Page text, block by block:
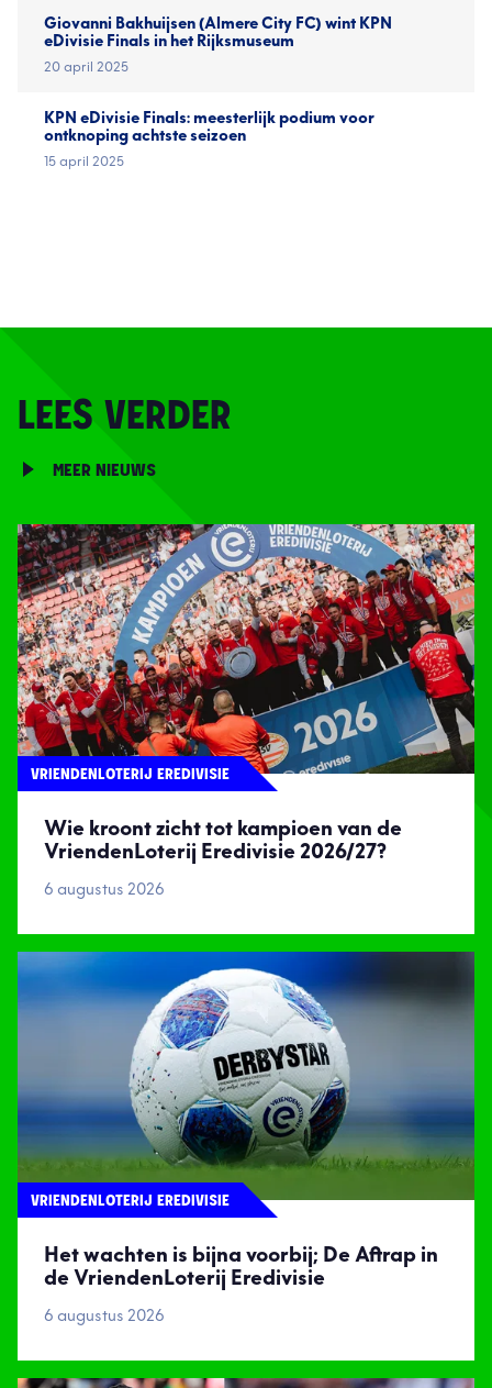
Giovanni Bakhuijsen (Almere City FC) wint KPN
eDivisie Finals in het Rijksmuseum
20 april 2025
KPN eDivisie Finals: meesterlijk podium voor
ontknoping achtste seizoen
15 april 2025
LEES VERDER
MEER NIEUWS
Wie kroont zicht tot kampioen van de
VriendenLoterij Eredivisie 2026/27?
VRIENDENLOTERIJ EREDIVISIE
6 augustus 2026
Het wachten is bijna voorbij; De Aftrap in
de VriendenLoterij Eredivisie
VRIENDENLOTERIJ EREDIVISIE
6 augustus 2026